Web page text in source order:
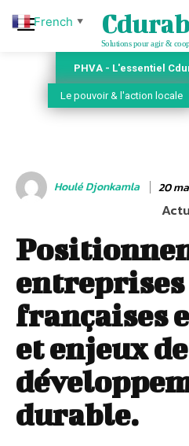
Solutions pour agir &
PHVA - L'essentiel
Le pouvoir & l'action locale
Houlé Djonkamla 20
entreprises
françaises
et enjeux de
durable.
French ▼